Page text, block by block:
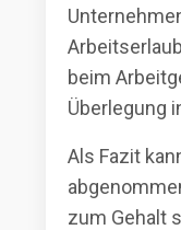
beim
Überlegung
Als Fazit
zum Gehalt